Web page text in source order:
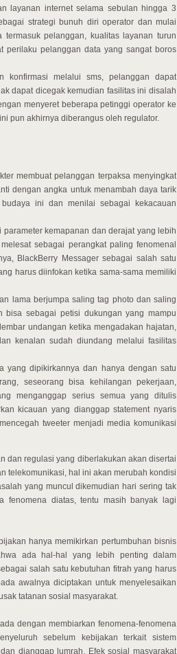
layanan internet selama sebulan hingga 3
strategi bunuh diri operator dan mulai
pelanggan, kualitas layanan turun
perilaku pelanggan data yang sangat boros
konfirmasi melalui sms, pelanggan dapat
dapat dicegak kemudian fasilitas ini disalah
menyeret beberapa petinggi operator ke
pun akhirnya diberangus oleh regulator.
membuat pelanggan terpaksa menyingkat
dengan angka untuk menambah daya tarik
ini dan menilai sebagai kekacauan
kemapanan dan derajat yang lebih
sebagai perangkat paling fenomenal
BlackBerry Messager sebagai salah satu
harus diinfokan ketika sama-sama memiliki
lama berjumpa saling tag photo dan saling
bisa sebagai petisi dukungan yang mampu
undangan ketika mengadakan hajatan,
kenalan sudah diundang melalui fasilitas
yang dipikirkannya dan hanya dengan satu
seseorang bisa kehilangan pekerjaan,
menganggap serius semua yang ditulis
kicauan yang dianggap statement nyaris
tweeter menjadi media komunikasi
dan regulasi yang diberlakukan akan disertai
telekomunikasi, hal ini akan merubah kondisi
yang muncul dikemudian hari sering tak
fenomena diatas, tentu masih banyak lagi
hanya memikirkan pertumbuhan bisnis
ada hal-hal yang lebih penting dalam
salah satu kebutuhan fitrah yang harus
awalnya diciptakan untuk menyelesaikan
tatanan sosial masyarakat.
dengan membiarkan fenomena-fenomena
sebelum kebijakan terkait sistem
dianggap lumrah. Efek sosial masyarakat